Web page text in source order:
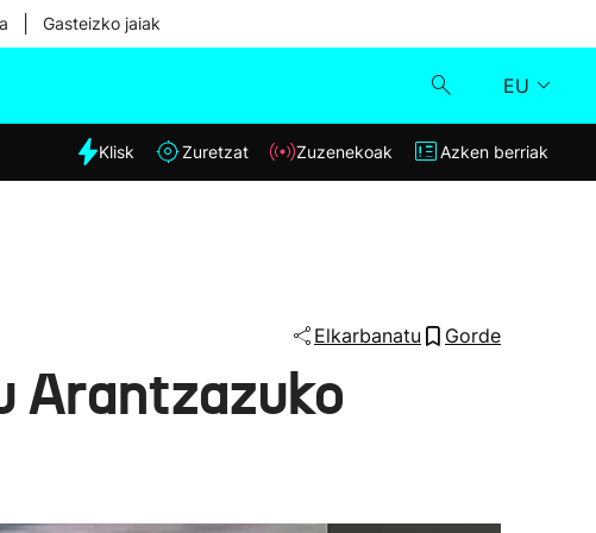
Gasteizko jaiak
EU
Eguraldia
Klisk
Klisk Zuretzat Zuzenekoak Azken berriak
Elkarbanatu Gorde
Arantzazuko